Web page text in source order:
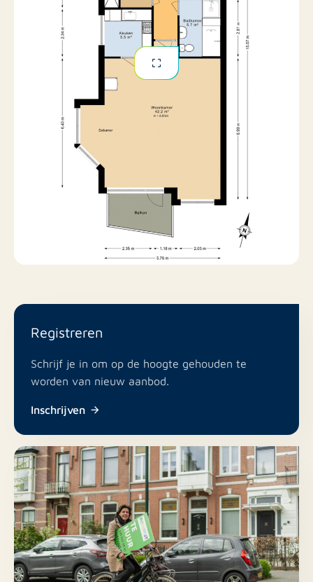
Registreren
Schrijf je in om op de hoogte gehouden te
worden van nieuw aanbod.
Inschrijven